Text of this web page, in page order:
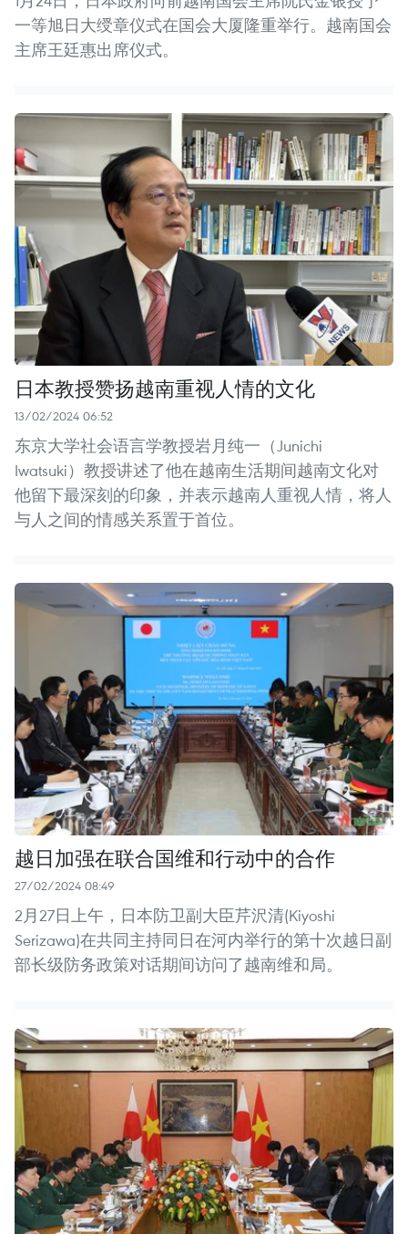
一等旭日大绶章仪式在国会大厦隆重举行。越南国会
主席王廷惠出席仪式。
日本教授赞扬越南重视人情的文化
13/02/2024 06:52
东京大学社会语言学教授岩月纯一（Junichi
Iwatsuki）教授讲述了他在越南生活期间越南文化对
他留下最深刻的印象，并表示越南人重视人情，将人
与人之间的情感关系置于首位。 ​
越日加强在联合国维和行动中的合作
27/02/2024 08:49
2月27日上午，日本防卫副大臣芹沢清(Kiyoshi
Serizawa)在共同主持同日在河内举行的第十次越日副
部长级防务政策对话期间访问了越南维和局。